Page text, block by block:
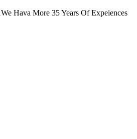
We Hava More 35 Years Of Expeiences